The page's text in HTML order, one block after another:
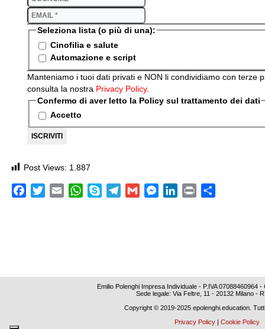
Seleziona lista (o più di una):
Cinofilia e salute
Automazione e script
Manteniamo i tuoi dati privati e NON li condividiamo con terze
consulta la nostra Privacy Policy.
Confermo di aver letto la Policy sul trattamento dei dati
Accetto
Post Views: 1.887
Facebook
Twitter Email WhatsApp
Skype Telegram
Gmail MessengerLinkedIn
Print
Emilio Polenghi Impresa Individuale - P.IVA 07088460964
Sede legale: Via Feltre, 11 - 20132 Milano -
Copyright © 2019-2025 epolenghi.education.
Privacy Policy | Cookie Policy